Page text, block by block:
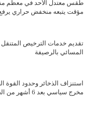
طقس معتدل الأحد في معظم
مؤقت يتبعه منخفض حراري يرفع
تقديم خدمات الترخيص
المسائي بالرصيفة
استنزاف الذخائر وحدود
مخرج سياسي بعد 6 أشهر من الحرب مع إيران